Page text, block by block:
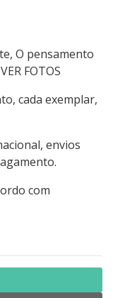
O pensamento
FOTOS
cada exemplar,
envios
com